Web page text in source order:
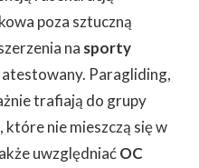
poza sztuczną
na sporty
Paragliding,
trafiają do grupy
nie mieszczą się w
uwzględniaćOC